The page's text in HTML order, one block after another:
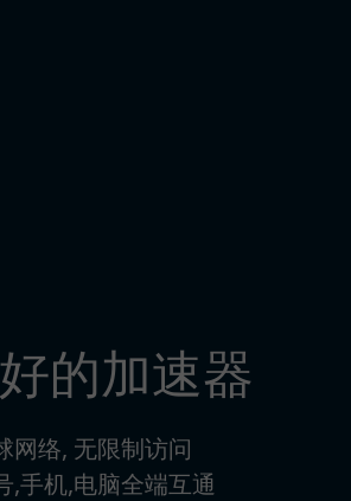
的加速器
网络, 无限制访问
,手机,电脑全端互通